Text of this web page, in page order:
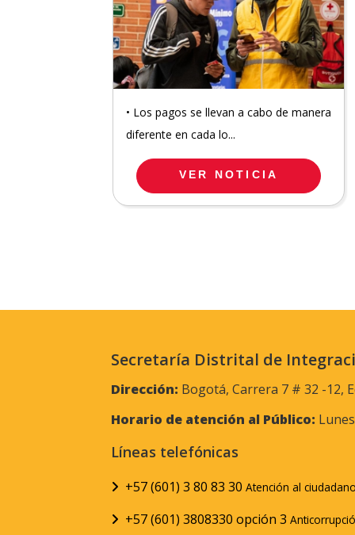
• Los pagos se llevan a cabo de manera
diferente en cada lo...
VER NOTICIA
Secretaría Distrital de
Dirección: Bogotá, Carrera 7 # 32 -12,
Horario de atención al Público:
Líneas telefónicas
+57 (601) 3 80 83 30 Atención al
+57 (601) 3808330 opción 3